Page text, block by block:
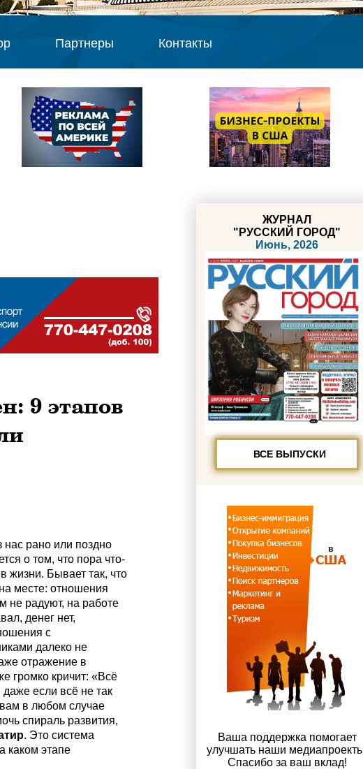
Партнеры Контакты
9 этапов
нас рано или поздно
о том, что пора что-
жизни. Бывает так, что
месте: отношения
не радуют, на работе
денег нет,
с
далеко не
отражение в
громко кричит: «Всё
если всё не так
в любом случае
спираль развития,
. Это система
каком этапе
ЖУРНАЛ
"РУССКИЙ ГОРОД"
Июнь, 2026
ВСЕ ВЫПУСКИ
Ваша поддержка помогает
улучшать наши
Спасибо за ваш вклад!